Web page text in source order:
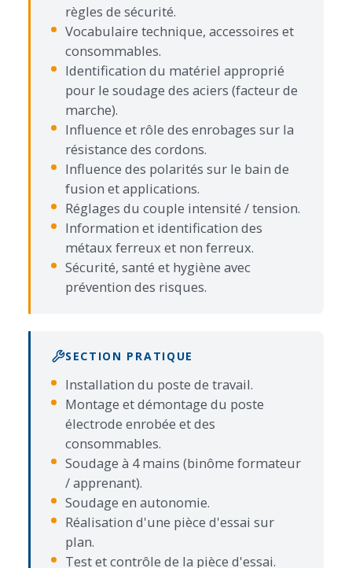
règles de sécurité.
Vocabulaire technique, accessoires et
consommables.
Identification du matériel approprié
pour le soudage des aciers (facteur de
marche).
Influence et rôle des enrobages sur la
résistance des cordons.
Influence des polarités sur le bain de
fusion et applications.
Réglages du couple intensité / tension.
Information et identification des
métaux ferreux et non ferreux.
Sécurité, santé et hygiène avec
prévention des risques.
SECTION PRATIQUE
Installation du poste de travail.
Montage et démontage du poste
électrode enrobée et des
consommables.
Soudage à 4 mains (binôme formateur
/ apprenant).
Soudage en autonomie.
Réalisation d'une pièce d'essai sur
plan.
Test et contrôle de la pièce d'essai.